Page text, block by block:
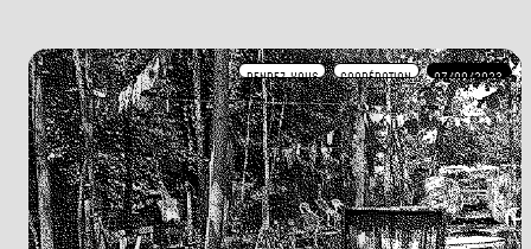
RENDEZ-VOUS COOPÉRATION 07/09/2023